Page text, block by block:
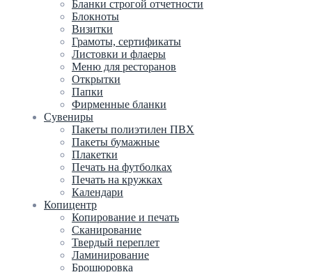
Бланки строгой отчетности
Блокноты
Визитки
Грамоты, сертификаты
Листовки и флаеры
Меню для ресторанов
Открытки
Папки
Фирменные бланки
Сувениры
Пакеты полиэтилен ПВХ
Пакеты бумажные
Плакетки
Печать на футболках
Печать на кружках
Календари
Копицентр
Копирование и печать
Сканирование
Твердый переплет
Ламинирование
Брошюровка